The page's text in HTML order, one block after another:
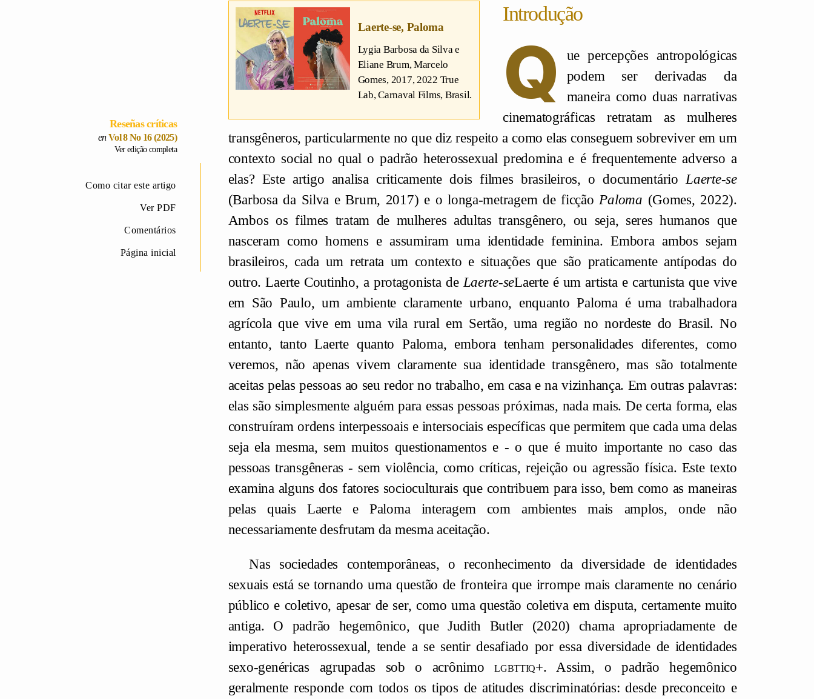
Reseñas críticas
Vol 8 No 16 (2025)
Ver edição completa
Como citar este artigo
Ver PDF
Comentários
Página inicial
Laerte-se, Paloma
Lygia Barbosa da Silva e
Eliane Brum, Marcelo
Gomes, 2017, 2022 True
Lab, Carnaval Films, Brasil.
Introdução
Q
ue percepções antropológicas
podem ser derivadas da
maneira como duas narrativas
cinematográficas retratam as mulheres
transgêneros, particularmente no que diz respeito a como elas conseguem sobreviver em um
contexto social no qual o padrão heterossexual predomina e é frequentemente adverso a
elas? Este artigo analisa criticamente dois filmes brasileiros, o documentário Laerte-se
(Barbosa da Silva e Brum, 2017) e o longa-metragem de ficção Paloma (Gomes, 2022).
Ambos os filmes tratam de mulheres adultas transgênero, ou seja, seres humanos que
nasceram como homens e assumiram uma identidade feminina. Embora ambos sejam
brasileiros, cada um retrata um contexto e situações que são praticamente antípodas do
outro. Laerte Coutinho, a protagonista de Laerte-seLaerte é um artista e cartunista que vive
em São Paulo, um ambiente claramente urbano, enquanto Paloma é uma trabalhadora
agrícola que vive em uma vila rural em Sertão, uma região no nordeste do Brasil. No
entanto, tanto Laerte quanto Paloma, embora tenham personalidades diferentes, como
veremos, não apenas vivem claramente sua identidade transgênero, mas são totalmente
aceitas pelas pessoas ao seu redor no trabalho, em casa e na vizinhança. Em outras palavras:
elas são simplesmente alguém para essas pessoas próximas, nada mais. De certa forma, elas
construíram ordens interpessoais e intersociais específicas que permitem que cada uma delas
seja ela mesma, sem muitos questionamentos e - o que é muito importante no caso das
pessoas transgêneras - sem violência, como críticas, rejeição ou agressão física. Este texto
examina alguns dos fatores socioculturais que contribuem para isso, bem como as maneiras
pelas quais Laerte e Paloma interagem com ambientes mais amplos, onde não
necessariamente desfrutam da mesma aceitação.
Nas sociedades contemporâneas, o reconhecimento da diversidade de identidades
sexuais está se tornando uma questão de fronteira que irrompe mais claramente no cenário
público e coletivo, apesar de ser, como uma questão coletiva em disputa, certamente muito
antiga. O padrão hegemônico, que Judith Butler (2020) chama apropriadamente de
imperativo heterossexual, tende a se sentir desafiado por essa diversidade de identidades
sexo-genéricas agrupadas sob o acrônimolgbttiq+. Assim, o padrão hegemônico
geralmente responde com todos os tipos de atitudes discriminatórias: desde preconceito e